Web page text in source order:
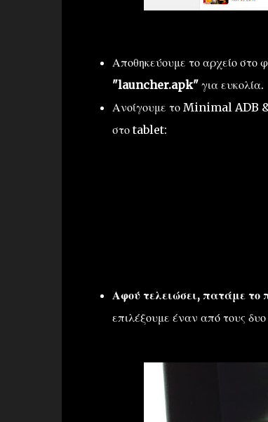
Αποθηκεύουμε το αρχείο
"launcher.apk"για ευκολία.
Ανοίγουμε το Minimal ADB &
στο tablet:
Αφού τελειώσει, πατάμε το
επιλέξουμε έναν από τους